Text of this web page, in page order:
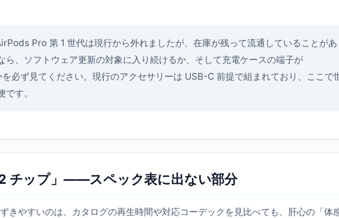
Pro 第 1 世代は現行から外れましたが、在庫が残って流通していることがあ
ら、ソフトウェア更新の対象に入り続けるか、そして充電ケースの端子が
必ず見てください。現行のアクセサリーは USB-C 前提で組まれており、ここで
す。
チップ」——スペック表に出ない部分
きやすいのは、カタログの再生時間や対応コーデックを見比べても、肝心の「体